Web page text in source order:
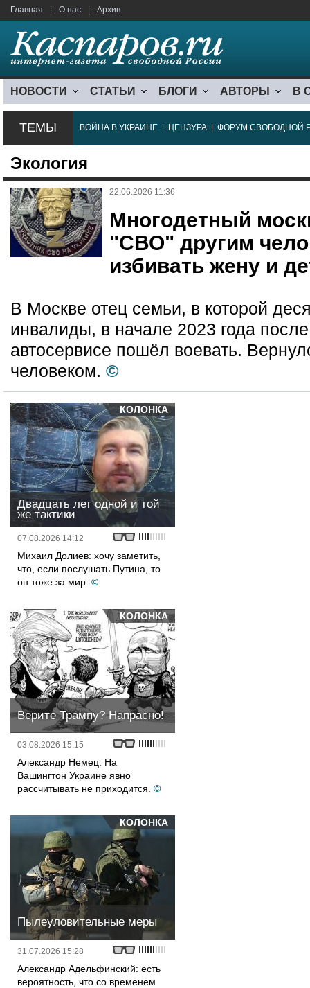
Главная О нас Архив
НОВОСТИ СТАТЬИ БЛОГИ АВТОРЫ В
ТЕМЫ ВОЙНА В УКРАИНЕ ЦЕНЗУРА ФОРУМ СВОБОДНОЙ
Экология
22.06.2026 11:36
Многодетный
"СВО" другим
избивать жену и
В Москве отец семьи, в которой
инвалиды, в начале 2023 года
автосервисе пошёл воевать.
человеком. ©
КОЛОНКА
Двадцать лет одной и той
же тактики
07.08.2026 14:12
Михаил Долиев: хочу заметить,
что, если послушать Путина, то
он тоже за мир. ©
КОЛОНКА
Верите Трампу? Напрасно!
03.08.2026 15:15
Александр Немец: На
Вашингтон Украине явно
рассчитывать не приходится. ©
КОЛОНКА
Пылеуловительные меры
31.07.2026 15:28
Александр Адельфинский: есть
вероятность, что со временем